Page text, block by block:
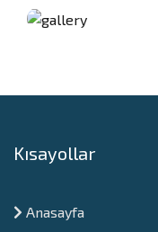
Kısayollar
Anasayfa